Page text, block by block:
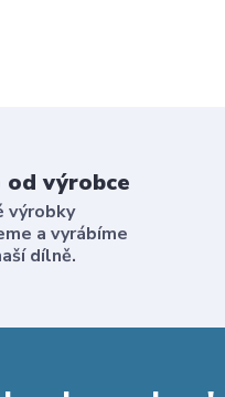
od výrobce
výrobky
a vyrábíme
dílně.